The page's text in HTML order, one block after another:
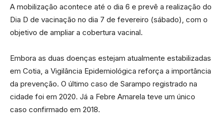
A mobilização acontece até o dia 6 e prevê a realização do
Dia D de vacinação no dia 7 de fevereiro (sábado), com o
objetivo de ampliar a cobertura vacinal.
Embora as duas doenças estejam atualmente estabilizadas
em Cotia, a Vigilância Epidemiológica reforça a importância
da prevenção. O último caso de Sarampo registrado na
cidade foi em 2020. Já a Febre Amarela teve um único
caso confirmado em 2018.